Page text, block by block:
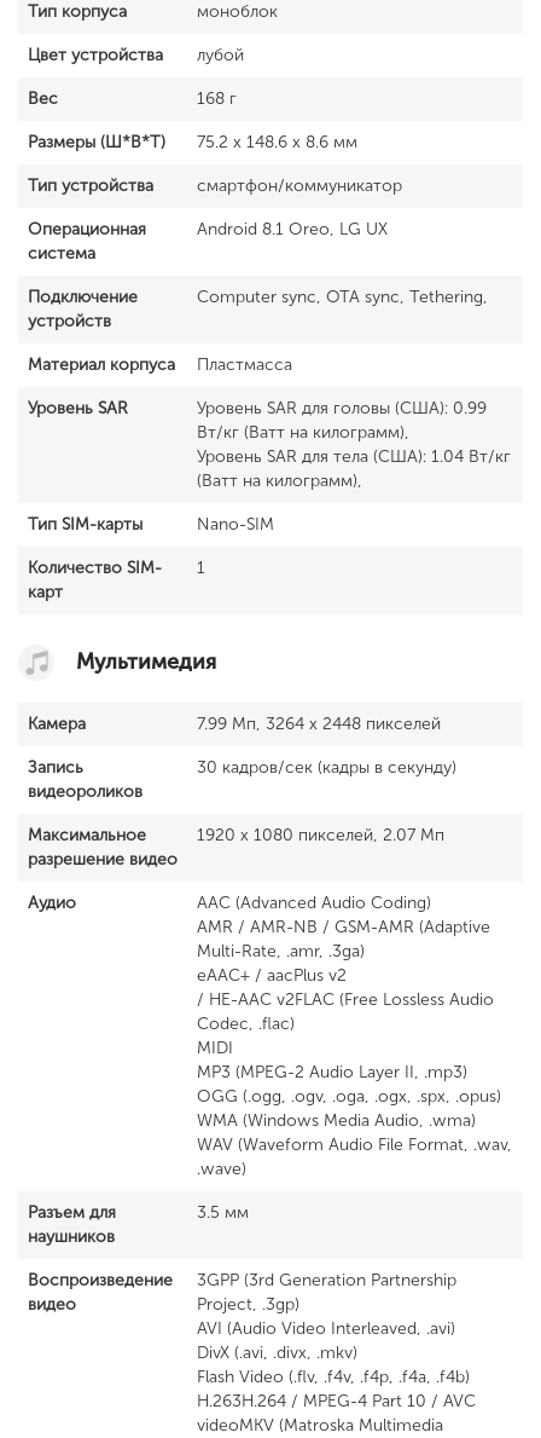
Тип корпуса моноблок
Цвет устройства лубой
Вес 168 г
Размеры (Ш*В*Т) 75.2 x 148.6 x 8.6 мм
Тип устройства смартфон/коммуникатор
Операционная
система
Android 8.1 Оreo, LG UX
Подключение
устройств
Computer sync, OTA sync, Tethering,
Материал корпуса Пластмасса
Уровень SAR
Уровень SAR для головы (США): 0.99
Вт/кг (Ватт на килограмм),
Уровень SAR для тела (США): 1.04 Вт/кг
(Ватт на килограмм),
Тип SIM-карты Nano-SIM
Количество SIM-
карт
1
Мультимедия
Камера 7.99 Мп, 3264 x 2448 пикселей
Запись
видеороликов
30 кадров/сек (кадры в секунду)
Максимальное
разрешение видео
1920 x 1080 пикселей, 2.07 Мп
Аудио
AAC (Advanced Audio Coding)
AMR / AMR-NB / GSM-AMR (Adaptive
Multi-Rate, .amr, .3ga)
eAAC+ / aacPlus v2
/ HE-AAC v2FLAC (Free Lossless Audio
Codec, .flac)
MIDI
MP3 (MPEG-2 Audio Layer II, .mp3)
OGG (.ogg, .ogv, .oga, .ogx, .spx, .opus)
WMA (Windows Media Audio, .wma)
WAV (Waveform Audio File Format, .wav,
.wave)
Разъем для
наушников
3.5 мм
Воспроизведение
видео
3GPP (3rd Generation Partnership
Project, .3gp)
AVI (Audio Video Interleaved, .avi)
DivX (.avi, .divx, .mkv)
Flash Video (.flv, .f4v, .f4p, .f4a, .f4b)
H.263H.264 / MPEG-4 Part 10 / AVC
videoMKV (Matroska Multimedia